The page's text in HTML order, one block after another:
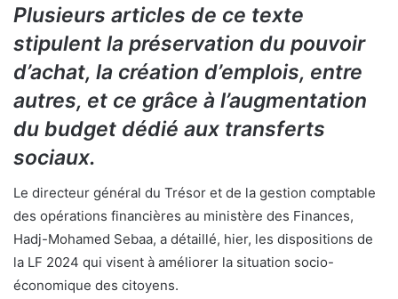
Plusieurs articles de ce texte
stipulent la préservation du pouvoir
d’achat, la création d’emplois, entre
autres, et ce grâce à l’augmentation
du budget dédié aux transferts
sociaux.
Le directeur général du Trésor et de la gestion comptable
des opérations financières au ministère des Finances,
Hadj-Mohamed Sebaa, a détaillé, hier, les dispositions de
la LF 2024 qui visent à améliorer la situation socio-
économique des citoyens.